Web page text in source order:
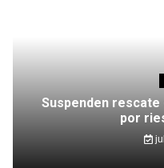
Suspenden rescate
por